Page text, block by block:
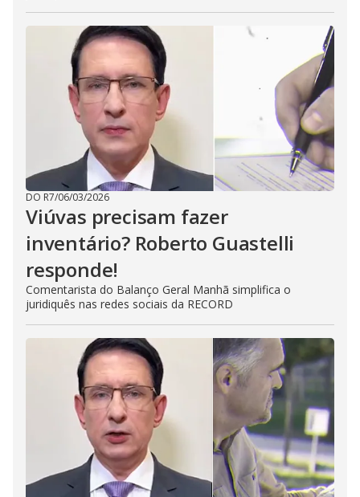
DO R7/06/03/2026
Viúvas precisam fazer
inventário? Roberto Guastelli
responde!
Comentarista do Balanço Geral Manhã simplifica o
juridiquês nas redes sociais da RECORD